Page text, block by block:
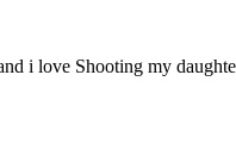
i love Shooting my